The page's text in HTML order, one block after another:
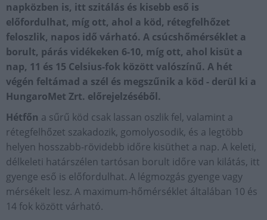
napközben is, itt szitálás és kisebb eső is
előfordulhat, míg ott, ahol a köd, rétegfelhőzet
feloszlik, napos idő várható. A csúcshőmérséklet a
borult, párás vidékeken 6-10, míg ott, ahol kisüt a
nap, 11 és 15 Celsius-fok között valószínű. A hét
végén feltámad a szél és megszűnik a köd - derül ki a
HungaroMet Zrt. előrejelzéséből.
Hétfőn a sűrű köd csak lassan oszlik fel, valamint a
rétegfelhőzet szakadozik, gomolyosodik, és a legtöbb
helyen hosszabb-rövidebb időre kisüthet a nap. A keleti,
délkeleti határszélen tartósan borult időre van kilátás, itt
gyenge eső is előfordulhat. A légmozgás gyenge vagy
mérsékelt lesz. A maximum-hőmérséklet általában 10 és
14 fok között várható.